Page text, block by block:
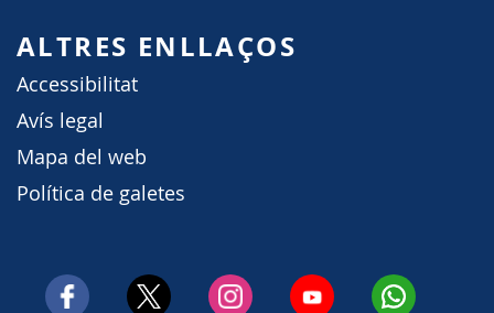
ALTRES ENLLAÇOS
Accessibilitat
Avís legal
Mapa del web
Política de galetes